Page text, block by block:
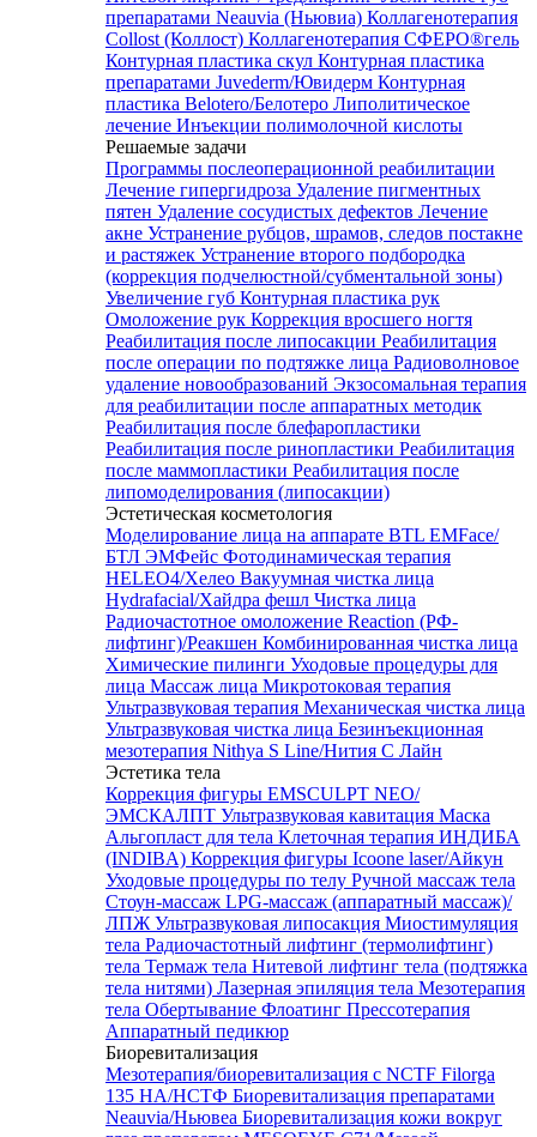
препаратами Neauvia (Ньювиа) Коллагенотерапия
Collost (Коллост) Коллагенотерапия СФЕРО®гель
Контурная пластика скул Контурная пластика
препаратами Juvederm/Ювидерм Контурная
пластика Belotero/Белотеро Липолитическое
лечение Инъекции полимолочной кислоты
Решаемые задачи
Программы послеоперационной реабилитации
Лечение гипергидроза Удаление пигментных
пятен Удаление сосудистых дефектов Лечение
акне Устранение рубцов, шрамов, следов постакне
и растяжек Устранение второго подбородка
(коррекция подчелюстной/субментальной зоны)
Увеличение губ Контурная пластика рук
Омоложение рук Коррекция вросшего ногтя
Реабилитация после липосакции Реабилитация
после операции по подтяжке лица Радиоволновое
удаление новообразований Экзосомальная терапия
для реабилитации после аппаратных методик
Реабилитация после блефаропластики
Реабилитация после ринопластики Реабилитация
после маммопластики Реабилитация после
липомоделирования (липосакции)
Эстетическая косметология
Моделирование лица на аппарате BTL EMFace/
БТЛ ЭМФейс Фотодинамическая терапия
HELEO4/Хелео Вакуумная чистка лица
Hydrafacial/Хайдра фешл Чистка лица
Радиочастотное омоложение Reaction (РФ-
лифтинг)/Реакшен Комбинированная чистка лица
Химические пилинги Уходовые процедуры для
лица Массаж лица Микротоковая терапия
Ультразвуковая терапия Механическая чистка лица
Ультразвуковая чистка лица Безинъекционная
мезотерапия Nithya S Line/Нития С Лайн
Эстетика тела
Коррекция фигуры EMSCULPT NEO/
ЭМСКАЛПТ Ультразвуковая кавитация Маска
Альгопласт для тела Клеточная терапия ИНДИБА
(INDIBA) Коррекция фигуры Icoone laser/Айкун
Уходовые процедуры по телу Ручной массаж тела
Стоун-массаж LPG-массаж (аппаратный массаж)/
ЛПЖ Ультразвуковая липосакция Миостимуляция
тела Радиочастотный лифтинг (термолифтинг)
тела Термаж тела Нитевой лифтинг тела (подтяжка
тела нитями) Лазерная эпиляция тела Мезотерапия
тела Обертывание Флоатинг Прессотерапия
Аппаратный педикюр
Биоревитализация
Мезотерапия/биоревитализация с NCTF Filorga
135 HA/НСТФ Биоревитализация препаратами
Neauvia/Ньювеа Биоревитализация кожи вокруг